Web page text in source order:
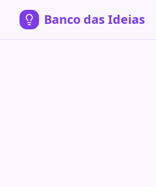
Banco das Ideias